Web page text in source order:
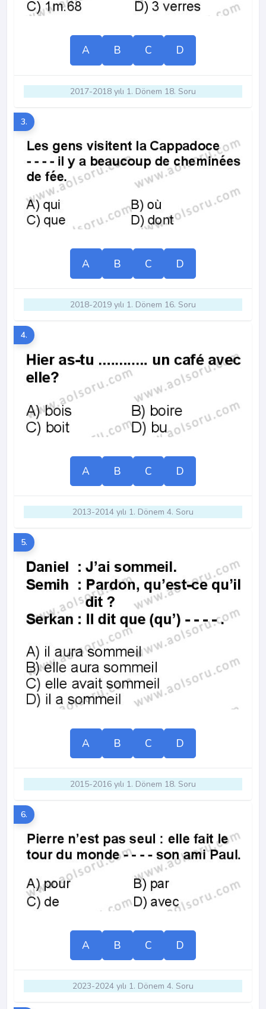
A B C D
2017-2018 yılı 1. Dönem 18. Soru
3.
A B C D
2018-2019 yılı 1. Dönem 16. Soru
4.
A B C D
2013-2014 yılı 1. Dönem 4. Soru
5.
A B C D
2015-2016 yılı 1. Dönem 18. Soru
6.
A B C D
2023-2024 yılı 1. Dönem 4. Soru